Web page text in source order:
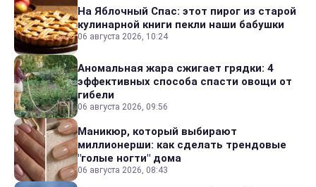
На Яблочный Спас: этот пирог из старой
кулинарной книги пекли наши бабушки
06 августа 2026, 10:24
Аномальная жара сжигает грядки: 4
эффективных способа спасти овощи от
гибели
06 августа 2026, 09:56
Маникюр, который выбирают
миллионерши: как сделать трендовые
"голые ногти" дома
06 августа 2026, 08:43